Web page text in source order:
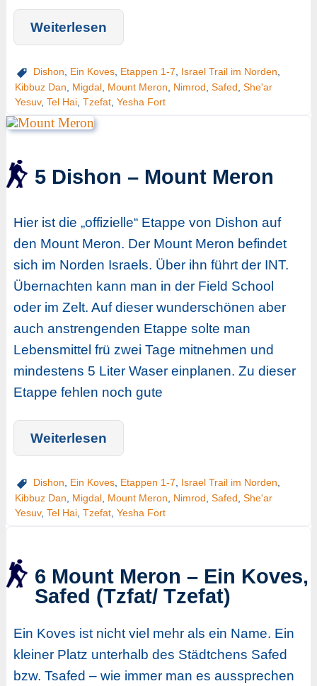
Weiterlesen
Dishon Ein Koves, Etappen 1-7 Israel Trail im Norden
Kibbuz Dan
Migdal, Mount Meron Nimrod Safed She'ar
Yesuv, Tel Hai, Tzefat, Yesha Fort
5 Dishon – Mount Meron
Hier ist die „offizielle“ Etappe von Dishon auf
den Mount Meron. Der Mount Meron befindet
sich im Norden Israels. Über ihn führt der INT.
Übernachten kann man in der Field School
oder im Zelt. Auf dieser wunderschönen aber
auch anstrengenden Etappe solte man
Lebensmittel frü zwei Tage mitnehmen und
mindestens 5 Liter Waser einplanen. Zu dieser
Etappe fehlen noch gute
Weiterlesen
Dishon Ein Koves, Etappen 1-7 Israel Trail im Norden
Kibbuz Dan
Migdal, Mount Meron Nimrod Safed She'ar
Yesuv, Tel Hai, Tzefat, Yesha Fort
6 Mount Meron – Ein Koves,
Safed (Tzfat/ Tzefat)
Ein Koves ist nicht viel mehr als ein Name. Ein
kleiner Platz unterhalb des Städtchens Safed
bzw. Tsafed – wie immer man es aussprechen